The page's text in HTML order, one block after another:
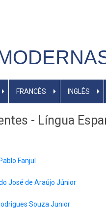
FRANCÊS INGLÊS
- Língua
Fanjul
José de Araújo Júnior
Souza Junior